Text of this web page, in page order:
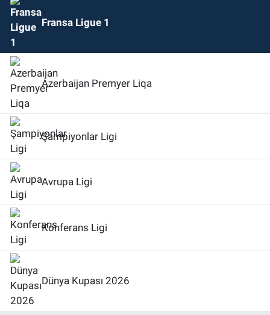
Fransa Ligue 1
Azerbaijan Premyer Liqa
Şampiyonlar Ligi
Avrupa Ligi
Konferans Ligi
Dünya Kupası 2026